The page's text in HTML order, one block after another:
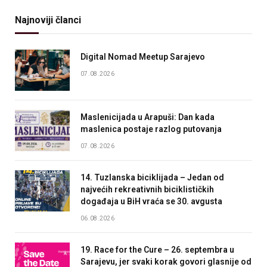
Najnoviji članci
Digital Nomad Meetup Sarajevo
07.08.2026
Maslenicijada u Arapuši: Dan kada
maslenica postaje razlog putovanja
07.08.2026
14. Tuzlanska biciklijada – Jedan od
najvećih rekreativnih biciklističkih
događaja u BiH vraća se 30. avgusta
06.08.2026
19. Race for the Cure – 26. septembra u
Sarajevu, jer svaki korak govori glasnije od